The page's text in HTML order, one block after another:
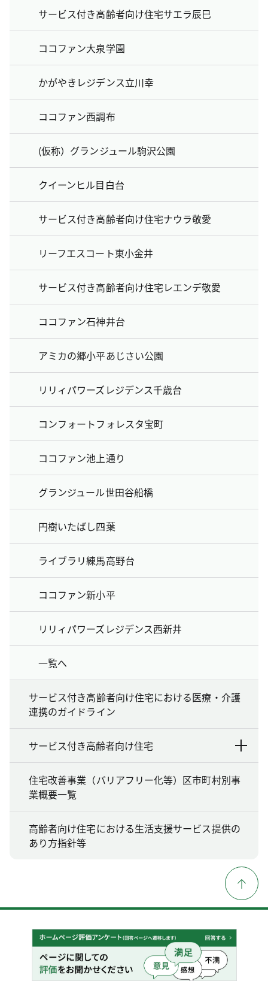
サービス付き高齢者向け住宅サエラ辰巳
ココファン大泉学園
かがやきレジデンス立川幸
ココファン西調布
(仮称）グランジュール駒沢公園
クイーンヒル目白台
サービス付き高齢者向け住宅ナウラ敬愛
リーフエスコート東小金井
サービス付き高齢者向け住宅レエンデ敬愛
ココファン石神井台
アミカの郷小平あじさい公園
リリィパワーズレジデンス千歳台
コンフォートフォレスタ宝町
ココファン池上通り
グランジュール世田谷船橋
円樹いたばし四葉
ライブラリ練馬高野台
ココファン新小平
リリィパワーズレジデンス西新井
一覧へ
サービス付き高齢者向け住宅における医療・介護
連携のガイドライン
サービス付き高齢者向け住宅
住宅改善事業（バリアフリー化等）区市町村別事
業概要一覧
高齢者向け住宅における生活支援サービス提供の
あり方指針等